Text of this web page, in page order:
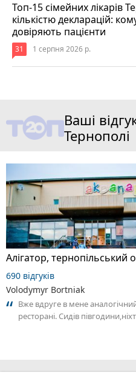
Топ-15 сімейних лікарів
кількістю декларацій:
довіряють пацієнти
31 1 серпня 2026 р.
Ваші
Тернополі
690 відгуків
Volodymyr Bortniak
Вже вдруге в мене
ресторані. Сидів